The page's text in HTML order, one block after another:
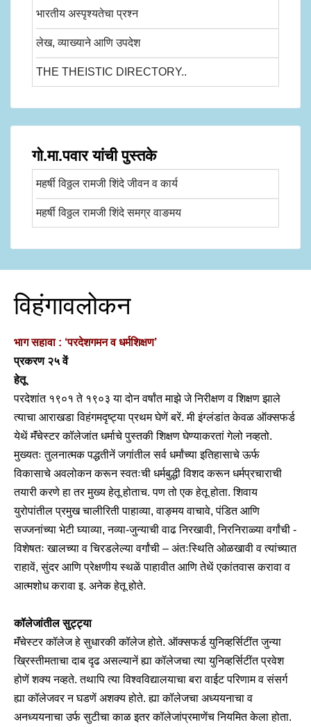
भारतीय अस्पृश्यतेचा प्रश्न
लेख, व्याख्याने आणि उपदेश
THE THEISTIC DIRECTORY..
गो.मा.पवार यांची पुस्तके
महर्षी विठ्ठल रामजी शिंदे जीवन व कार्य
महर्षी विठ्ठल रामजी शिंदे समग्र वाङमय
विहंगावलोकन
भाग सहावा : ‘परदेशगमन व धर्मशिक्षण’
प्रकरण २५ वें
हेतू
परदेशांत १९०१ ते १९०३ या दोन वर्षांत माझे जे निरीक्षण व शिक्षण झाले
त्याचा आराखडा विहंगमदृष्ट्या प्रथम घेणें बरें. मी इंग्लंडांत केवळ ऑक्सफर्ड
येथें मॅंचेस्टर कॉलेजांत धर्माचे पुस्तकी शिक्षण घेण्याकरतां गेलो नव्हतो.
मुख्यतः तुलनात्मक पद्धतीनें जगांतील सर्व धर्मांच्या इतिहासाचे ऊर्फ
विकासाचे अवलोकन करून स्वतःची धर्मबुद्धी विशद करून धर्मप्रचाराची
तयारी करणे हा तर मुख्य हेतू होताच. पण तो एक हेतू होता. शिवाय
युरोपांतील प्रमुख चालीरिती पाहाव्या, वाङ्मय वाचावे, पंडित आणि
सज्जनांच्या भेटी घ्याव्या, नव्या-जुन्याची वाढ निरखावी, निरनिराळ्या वर्गांची -
विशेषतः खालच्या व चिरडलेल्या वर्गांची – अंतःस्थिति ओळखावी व त्यांच्यात
राहावें, सुंदर आणि प्रेक्षणीय स्थळें पाहावीत आणि तेथें एकांतवास करावा व
आत्मशोध करावा इ. अनेक हेतू होते.
कॉलेजांतील सुट्ट्या
मॅंचेस्टर कॉलेज हे सुधारकी कॉलेज होते. ऑक्सफर्ड युनिव्हर्सिटींत जुन्या
ख्रिस्तीमताचा दाब दृढ असल्यानें ह्या कॉलेजचा त्या युनिव्हर्सिटींत प्रवेश
होणें शक्य नव्हते. तथापि त्या विश्वविद्यालयाचा बरा वाईट परिणाम व संसर्ग
ह्या कॉलेजवर न घडणें अशक्य होते. ह्या कॉलेजचा अध्ययनाचा व
अनध्ययनाचा उर्फ सुटीचा काळ इतर कॉलेजांप्रमाणेंच नियमित केला होता.